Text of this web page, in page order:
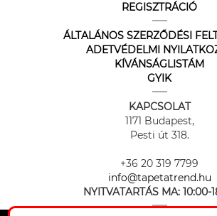
REGISZTRÁCIÓ
ÁLTALÁNOS SZERZŐDÉSI
ADETVÉDELMI
KÍVÁNSÁGLISTÁM
GYIK
KAPCSOLAT
1171 Budapest,
Pesti út 318.
+36 20 319 7799
info@tapetatrend.hu
NYITVATARTÁS MA: 10:00-